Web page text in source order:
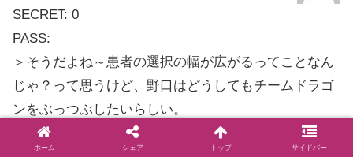
SECRET: 0
PASS:
＞そうだよね～患者の選択の幅が広がるってことなん
じゃ？って思うけど、野口はどうしてもチームドラゴ
ンをぶっつぶしたいらしい。
ホーム シェア トップ サイドバー